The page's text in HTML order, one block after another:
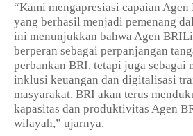
“Kami mengapresiasi capaian
yang berhasil menjadi pemenang
ini menunjukkan bahwa Agen
berperan sebagai perpanjangan
perbankan BRI, tetapi juga sebagai
inklusi keuangan dan digitalisasi
masyarakat. BRI akan terus
kapasitas dan produktivitas Agen
wilayah,” ujarnya.